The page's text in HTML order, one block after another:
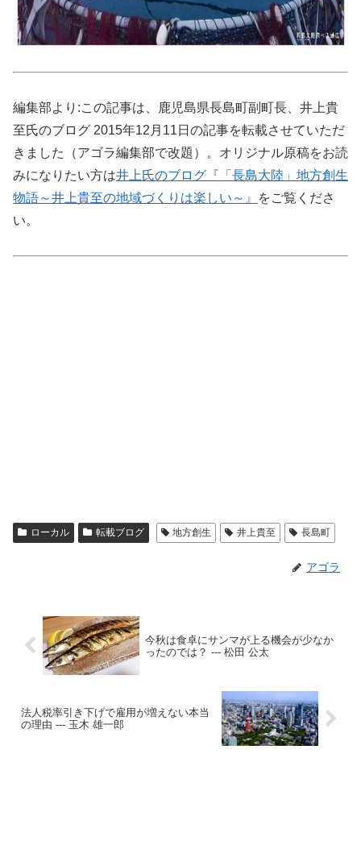
編集部より:この記事は、鹿児島県長島町副町長、井上貴
至氏のブログ 2015年12月11日の記事を転載させていただ
きました（アゴラ編集部で改題）。オリジナル原稿をお読
みになりたい方は井上氏のブログ『「長島大陸」地方創生
物語～井上貴至の地域づくりは楽しい～』
をご覧くださ
い。
ローカル 転載ブログ 地方創生 井上貴至 長島町
アゴラ
今秋は食卓にサンマが上る機会が少なか
ったのでは？ --- 松田 公太
法人税率引き下げで雇用が増えない本当
の理由 --- 玉木 雄一郎